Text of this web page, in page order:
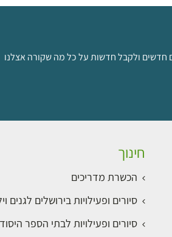
חדשים ולקבל חדשות על כל מה שקורה אצלנו
חינוך
הכשרת מדריכים
סיורים ופעילויות בירושלים לגנים
סיורים ופעילויות לבתי הספר